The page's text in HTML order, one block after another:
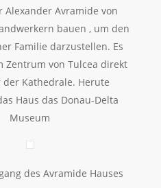
Alexander Avramide von
bauen , um den
Familie darzustellen. Es
Zentrum von Tulcea direkt
der Kathedrale. Herute
Haus das Donau-Delta
Museum
des Avramide Hauses